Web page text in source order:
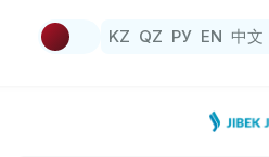
KZ QZ РУ EN 中文